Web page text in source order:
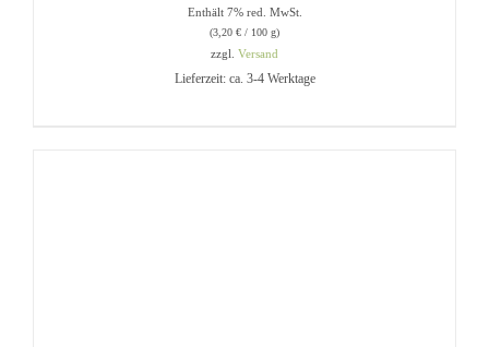
Enthält 7% red. MwSt.
(3,20 € / 100 g)
zzgl. Versand
Lieferzeit: ca. 3-4 Werktage